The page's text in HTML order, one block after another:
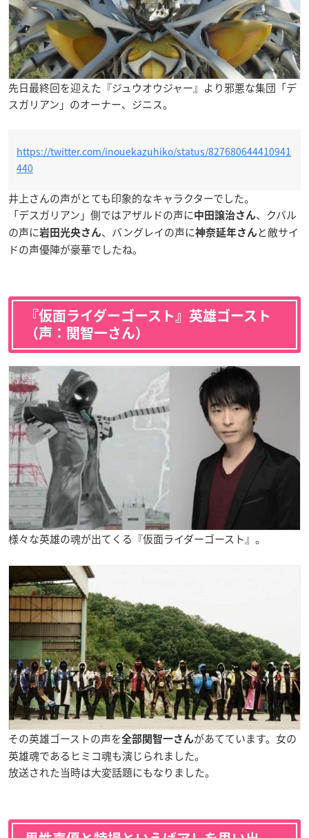
先日最終回を迎えた『ジュウオウジャー』より邪悪な集団「デ
スガリアン」のオーナー、ジニス。
https://twitter.com/inouekazuhiko/status/827680644410941
440
井上さんの声がとても印象的なキャラクターでした。
「デスガリアン」側ではアザルドの声に中田譲治さん、クバル
の声に岩田光央さん、バングレイの声に神奈延年さんと敵サイ
ドの声優陣が豪華でしたね。
『仮面ライダーゴースト』英雄ゴースト
（声：関智一さん）
様々な英雄の魂が出てくる『仮面ライダーゴースト』。
その英雄ゴーストの声を全部関智一さんがあてています。女の
英雄魂であるヒミコ魂も演じられました。
放送された当時は大変話題にもなりました。